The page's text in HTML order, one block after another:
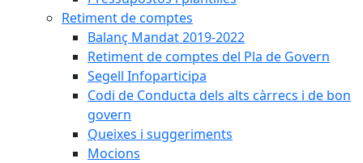
Retiment de comptes
Balanç Mandat 2019-2022
Retiment de comptes del Pla de Govern
Segell Infoparticipa
Codi de Conducta dels alts càrrecs i de bon
govern
Queixes i suggeriments
Mocions